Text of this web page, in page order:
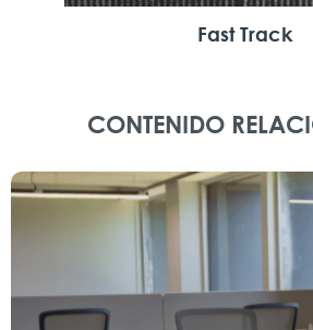
Fast Track
CONTENIDO